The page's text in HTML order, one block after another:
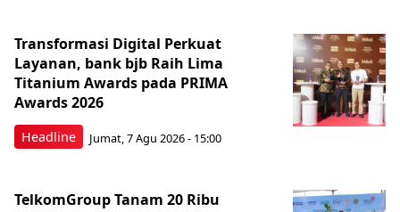
Headline
Transformasi Digital Perkuat
Layanan, bank bjb Raih Lima
Titanium Awards pada PRIMA
Awards 2026
Jumat, 7 Agu 2026 - 15:00
TelkomGroup Tanam 20 Ribu